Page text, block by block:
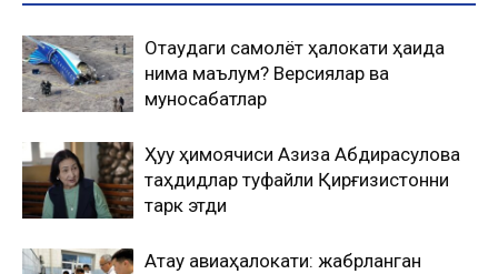
Оқтаудаги самолёт ҳалокати ҳақида
нима маълум? Версиялар ва
муносабатлар
Ҳуқуқ ҳимоячиси Азиза Абдирасулова
таҳдидлар туфайли Қирғизистонни
тарк этди
Ақтау авиаҳалокати: жабрланган